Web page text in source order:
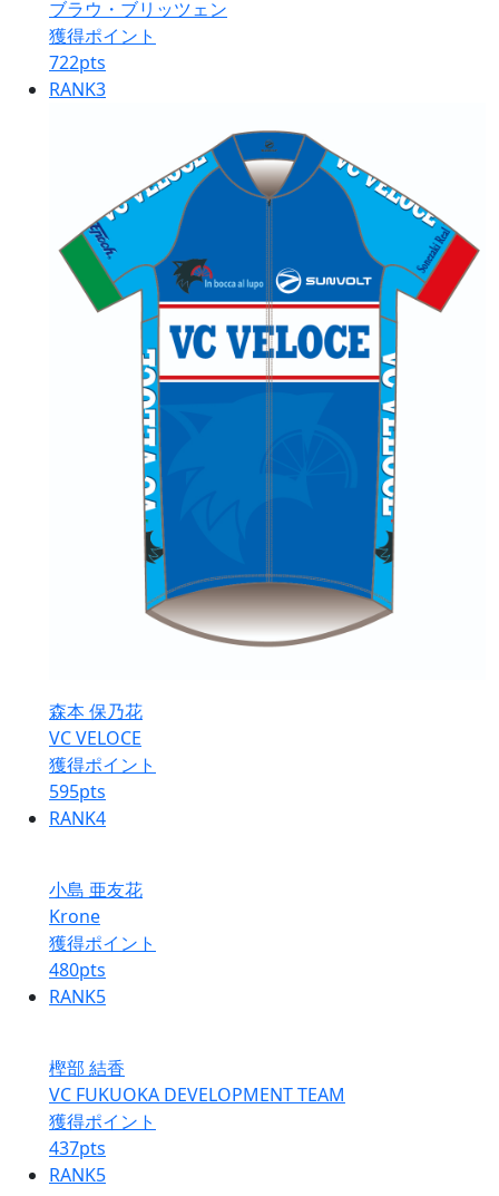
ブラウ・ブリッツェン
獲得ポイント
722pts
RANK3
森本 保乃花
VC VELOCE
獲得ポイント
595pts
RANK4
小島 亜友花
Krone
獲得ポイント
480pts
RANK5
樫部 結香
VC FUKUOKA DEVELOPMENT TEAM
獲得ポイント
437pts
RANK5